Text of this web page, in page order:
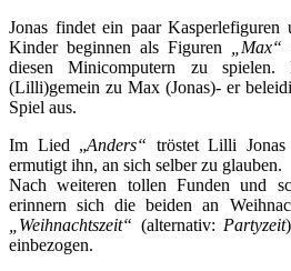
Jonas findet ein paar Kasperlefiguren
Kinder beginnen als Figuren
„Max“
diesen Minicomputern zu
(Lilli)gemein zu Max (Jonas)- er
Spiel aus.
Im Lied „Anders“ tröstet Lilli
ermutigt ihn, an sich selber zu glauben.
Nach weiteren tollen Funden und
erinnern sich die beiden an
„Weihnachtszeit“ (alternativ: Partyzeit
einbezogen.